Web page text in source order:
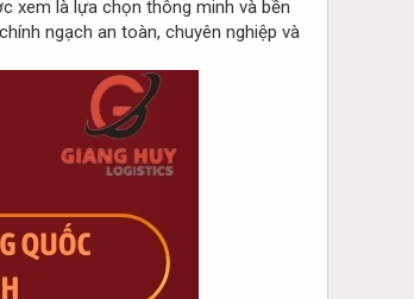
xem là lựa chọn thông minh và bền
ngạch an toàn, chuyên nghiệp và